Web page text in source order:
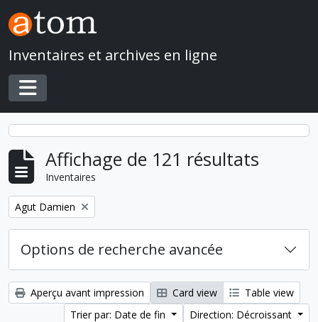
Skip to main content
Inventaires et archives en ligne
Toggle navigation
Affichage de 121 résultats
Inventaires
Remove filter:
Agut Damien
Options de recherche avancée
Aperçu avant impression Card view
Table view
Trier par: Date de fin
Direction: Décroissant